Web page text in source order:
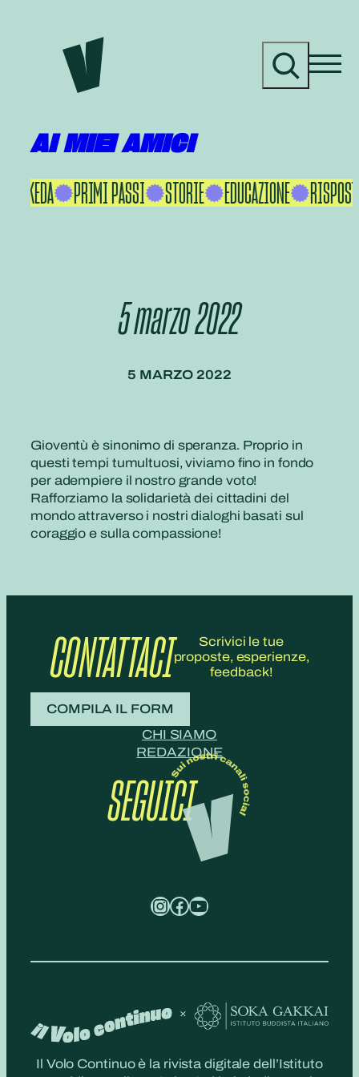
contenuto
r
AI MIEI AMICI
IKEDA PRIMI PASSI STORIE EDUCAZIONE
5 marzo 2022
5 MARZO 2022
Gioventù è sinonimo di speranza. Proprio in
questi tempi tumultuosi, viviamo fino in fondo
per adempiere il nostro grande voto!
Rafforziamo la solidarietà dei cittadini del
mondo attraverso i nostri dialoghi basati sul
coraggio e sulla compassione!
CONTATTACI
Scrivici le tue
proposte, esperienze,
feedback!
COMPILA IL FORM
CHI SIAMO
REDAZIONE
SEGUICI
InstagramFacebook YouTube
Il Volo Continuo è la rivista digitale dell’Istituto